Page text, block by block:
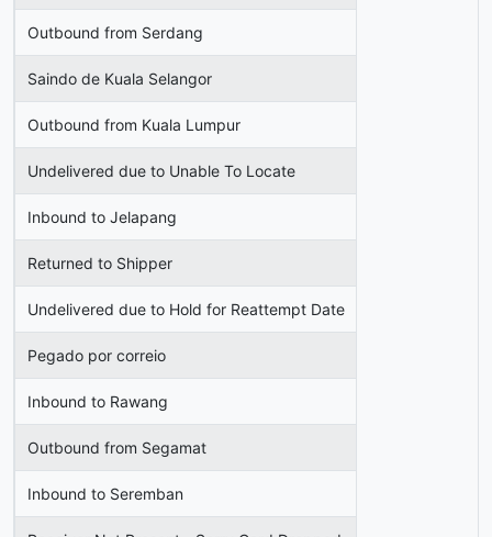
Outbound from Serdang
Saindo de Kuala Selangor
Outbound from Kuala Lumpur
Undelivered due to Unable To Locate
Inbound to Jelapang
Returned to Shipper
Undelivered due to Hold for Reattempt Date
Pegado por correio
Inbound to Rawang
Outbound from Segamat
Inbound to Seremban